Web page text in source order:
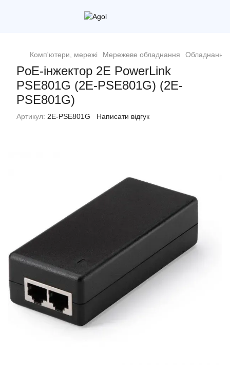
Комп'ютери, мережі Мережеве обладнання Обладнання
PoE-інжектор 2E PowerLink
PSE801G (2E-PSE801G) (2E-
PSE801G)
Артикул: 2E-PSE801G Написати відгук